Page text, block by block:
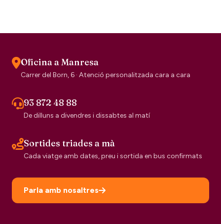
Oficina a Manresa
Carrer del Born, 6 · Atenció personalitzada cara a cara
93 872 48 88
De dilluns a divendres i dissabtes al matí
Sortides triades a mà
Cada viatge amb dates, preu i sortida en bus confirmats
Parla amb nosaltres